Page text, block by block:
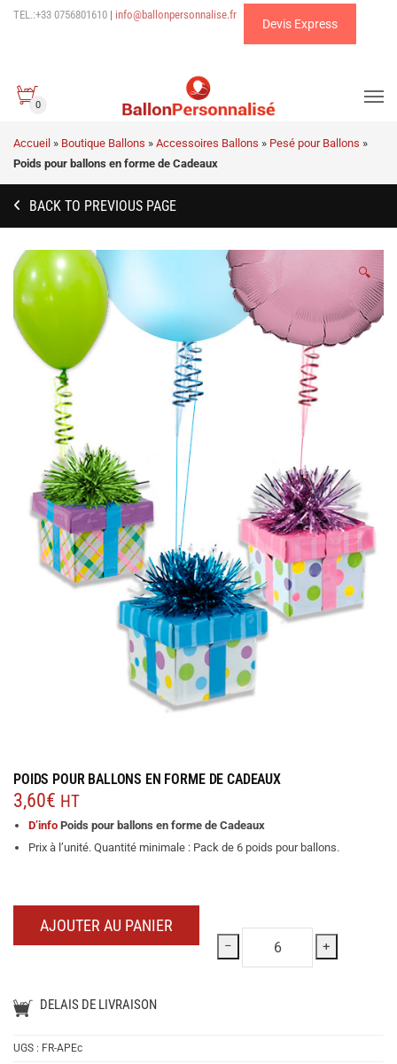
TEL.:+33 0756801610 | info@ballonpersonnalise.fr
Devis Express
0
Accueil » Boutique Ballons » Accessoires Ballons » Pesé pour Ballons »
Poids pour ballons en forme de Cadeaux
BACK TO PREVIOUS PAGE
🔍
POIDS POUR BALLONS EN FORME DE CADEAUX
3,60€ HT
D’info Poids pour ballons en forme de Cadeaux
Prix à l’unité. Quantité minimale : Pack de 6 poids pour ballons.
− +
AJOUTER AU PANIER
DELAIS DE LIVRAISON
UGS : FR-APEc